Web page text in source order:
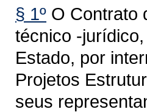
§ 1º O Contrato
técnico -
Estado, por
Projetos
seus